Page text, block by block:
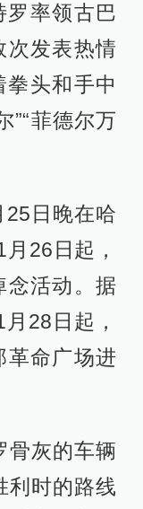
率领古巴
次发表热情
头和手中
”“菲德尔万
日晚在哈
26日起，
念活动。据
28日起，
革命广场进
骨灰的车辆
利时的路线